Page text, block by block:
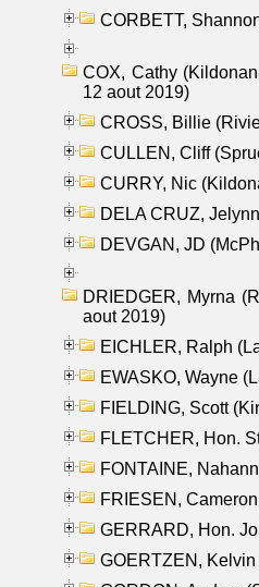
CORBETT,
COX, Cathy
12 aout 2019)
CROSS, Billie
CULLEN, Cliff
CURRY, Nic
DELA CRUZ,
DEVGAN, JD
DRIEDGER, Myrna
aout 2019)
EICHLER, Ralph
EWASKO, Wayne
FIELDING, Scott
FLETCHER, Hon.
FONTAINE,
FRIESEN,
GERRARD, Hon.
GOERTZEN,